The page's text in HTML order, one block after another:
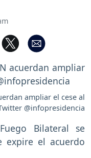
ampliar el cese al
@infopresidencia
Bilateral se
expire el acuerdo